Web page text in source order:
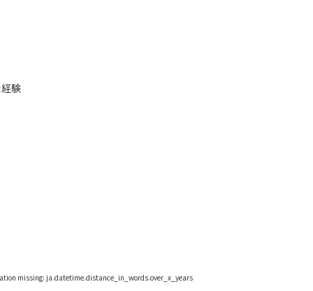
験
missing: ja.datetime.distance_in_words.over_x_years